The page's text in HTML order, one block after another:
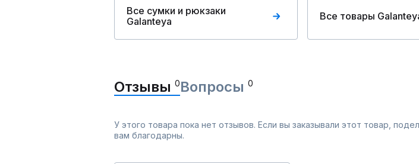
Все сумки и рюкзаки
Galanteya
Все товары
Отзывы 0Вопросы 0
У этого товара пока нет отзывов. Если вы заказывали этот товар,
вам благодарны.